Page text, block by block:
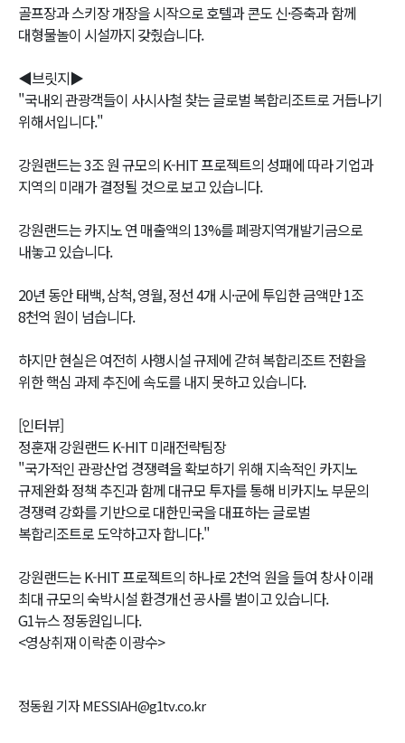
골프장과 스키장 개장을 시작으로 호텔과 콘도 신·증축과 함께
대형물놀이 시설까지 갖췄습니다.
◀브릿지▶
"국내외 관광객들이 사시사철 찾는 글로벌 복합리조트로 거듭나기
위해서입니다."
강원랜드는 3조 원 규모의 K-HIT 프로젝트의 성패에 따라 기업과
지역의 미래가 결정될 것으로 보고 있습니다.
강원랜드는 카지노 연 매출액의 13%를 폐광지역개발기금으로
내놓고 있습니다.
20년 동안 태백, 삼척, 영월, 정선 4개 시·군에 투입한 금액만 1조
8천억 원이 넘습니다.
하지만 현실은 여전히 사행시설 규제에 갇혀 복합리조트 전환을
위한 핵심 과제 추진에 속도를 내지 못하고 있습니다.
[인터뷰]
정훈재 강원랜드 K-HIT 미래전략팀장
"국가적인 관광산업 경쟁력을 확보하기 위해 지속적인 카지노
규제완화 정책 추진과 함께 대규모 투자를 통해 비카지노 부문의
경쟁력 강화를 기반으로 대한민국을 대표하는 글로벌
복합리조트로 도약하고자 합니다."
강원랜드는 K-HIT 프로젝트의 하나로 2천억 원을 들여 창사 이래
최대 규모의 숙박시설 환경개선 공사를 벌이고 있습니다.
G1뉴스 정동원입니다.
<영상취재 이락춘 이광수>
정동원 기자 MESSIAH@g1tv.co.kr